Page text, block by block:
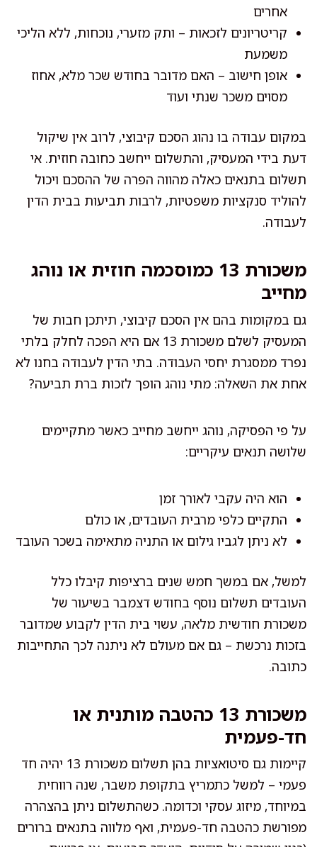
אחרים
קריטריונים לזכאות – ותק מזערי, נוכחות, ללא הליכי
משמעת
אופן חישוב – האם מדובר בחודש שכר מלא, אחוז
מסוים משכר שנתי ועוד
במקום עבודה בו נהוג הסכם קיבוצי, לרוב אין שיקול
דעת בידי המעסיק, והתשלום ייחשב כחובה חוזית. אי
תשלום בתנאים כאלה מהווה הפרה של ההסכם ויכול
להוליד סנקציות משפטיות, לרבות תביעות בבית הדין
לעבודה.
משכורת 13 כמוסכמה חוזית או נוהג
מחייב
גם במקומות בהם אין הסכם קיבוצי, תיתכן חבות של
המעסיק לשלם משכורת 13 אם היא הפכה לחלק בלתי
נפרד ממסגרת יחסי העבודה. בתי הדין לעבודה בחנו לא
אחת את השאלה: מתי נוהג הופך לזכות ברת תביעה?
על פי הפסיקה, נוהג ייחשב מחייב כאשר מתקיימים
שלושה תנאים עיקריים:
הוא היה עקבי לאורך זמן
התקיים כלפי מרבית העובדים, או כולם
לא ניתן לגביו גילום או התניה מתאימה בשכר העובד
למשל, אם במשך חמש שנים ברציפות קיבלו כלל
העובדים תשלום נוסף בחודש דצמבר בשיעור של
משכורת חודשית מלאה, עשוי בית הדין לקבוע שמדובר
בזכות נרכשת – גם אם מעולם לא ניתנה לכך התחייבות
כתובה.
משכורת 13 כהטבה מותנית או
חד-פעמית
קיימות גם סיטואציות בהן תשלום משכורת 13 יהיה חד
פעמי – למשל כתמריץ בתקופת משבר, שנה רווחית
במיוחד, מיזוג עסקי וכדומה. כשהתשלום ניתן בהצהרה
מפורשת כהטבה חד-פעמית, ואף מלווה בתנאים ברורים